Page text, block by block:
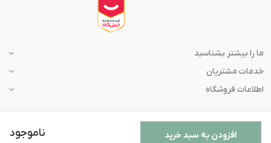
افزودن به سبد خرید ناموجود
ما را بیشتر بشناسید
خدمات مشتریان
اطلاعات فروشگاه